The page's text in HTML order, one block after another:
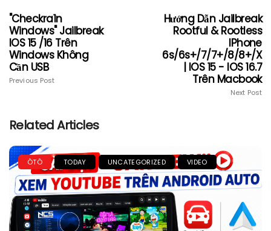
"Checkra1n
Windows" Jailbreak
IOS 15 /16 Trên
Windows Không
Cần USB
Previous Post
Hướng Dẫn Jailbreak
Rootful & Rootless
IPhone
6s/6s+/7/7+/8/8+/X
| IOS 15 - IOS 16.7
Trên Macbook
Next Post
Related Articles
ÔTÔ TODAY UNCATEGORIZED VIDEO